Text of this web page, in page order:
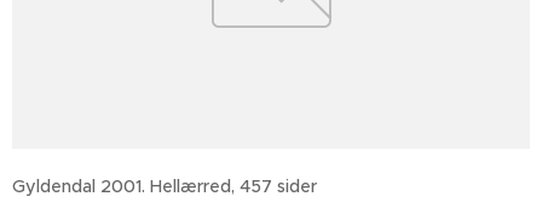
Gyldendal 2001. Hellærred, 457 sider